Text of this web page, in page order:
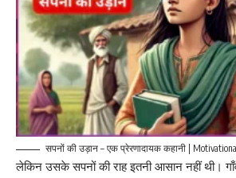
सपनों की उड़ान – एक प्रेरणादायक कहानी |
लेकिन उसके सपनों की राह इतनी आसान नहीं थी।